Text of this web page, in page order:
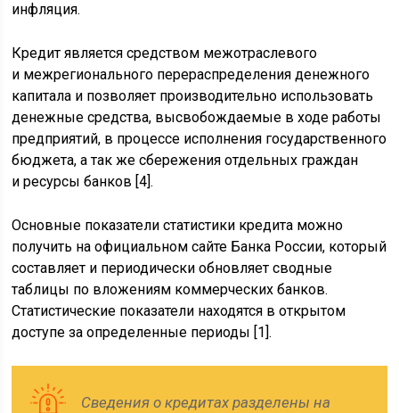
инфляция.
Кредит является средством межотраслевого
и межрегионального перераспределения денежного
капитала и позволяет производительно использовать
денежные средства, высвобождаемые в ходе работы
предприятий, в процессе исполнения государственного
бюджета, а так же сбережения отдельных граждан
и ресурсы банков [4].
Основные показатели статистики кредита можно
получить на официальном сайте Банка России, который
составляет и периодически обновляет сводные
таблицы по вложениям коммерческих банков.
Статистические показатели находятся в открытом
доступе за определенные периоды [1].
Сведения о кредитах разделены на